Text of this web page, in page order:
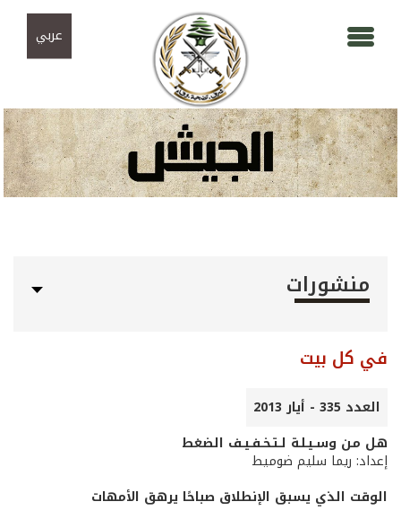
عربي
منشورات
في كل بيت
العدد 335 - أيار 2013
هـل مـن وسـيـلـة لـتـخـفـيـف الضغط
إعداد: ريما سليم ضوميط
الوقت الذي يسبق الإنطلاق صباحًا يرهق الأمهات